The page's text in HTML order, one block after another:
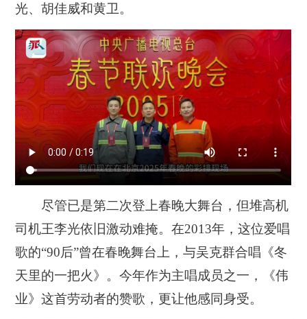
光、胡佳威和黄卫。
尽管已是第二次登上春晚大舞台，但堆高机
司机王李光依旧激动难掩。在2013年，这位爱唱
歌的“90后”曾在春晚舞台上，与吴克群合唱《冬
天里的一把火》。今年作为主唱成员之一，《伟
业》这首劳动者的赞歌，更让他感同身受。